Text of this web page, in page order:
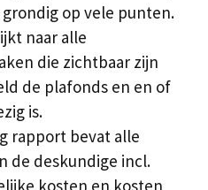
op vele punten.
naar alle
die zichtbaar zijn
de plafonds en en of
is.
rapport bevat alle
de deskundige incl.
kosten en kosten